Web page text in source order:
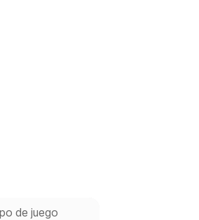
de juego